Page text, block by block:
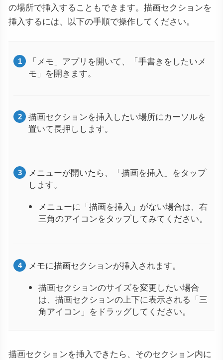
の場所で挿入することもできます。描画セクションを
挿入するには、以下の手順で操作してください。
「メモ」アプリを開いて、「手書きをしたいメ
モ」を開きます。
描画セクションを挿入したい場所にカーソルを
置いて長押しします。
メニューが開いたら、「描画を挿入」をタップ
します。
メニューに「描画を挿入」がない場合は、右
三角のアイコンをタップしてみてください。
メモに描画セクションが挿入されます。
描画セクションのサイズを変更したい場合
は、描画セクションの上下に表示される「三
角アイコン」をドラッグしてください。
描画セクションを挿入できたら、そのセクション内に